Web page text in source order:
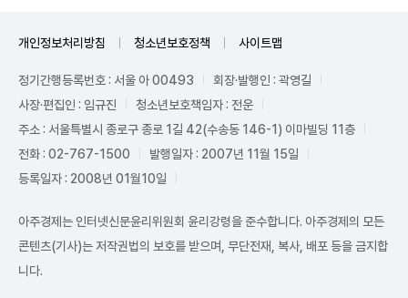
개인정보처리방침 청소년보호정책 사이트맵
정기간행등록번호 : 서울 아 00493
회장·발행인 : 곽영길
사장·편집인 : 임규진
청소년보호책임자 : 전운
주소 : 서울특별시 종로구 종로 1길 42(수송동 146-1) 이마빌딩 11층
전화 : 02-767-1500
발행일자 : 2007년 11월 15일
등록일자 : 2008년 01월10일
아주경제는 인터넷신문윤리위원회 윤리강령을 준수합니다. 아주경제의 모든
콘텐츠(기사)는 저작권법의 보호를 받으며, 무단전재, 복사, 배포 등을 금지합
니다.